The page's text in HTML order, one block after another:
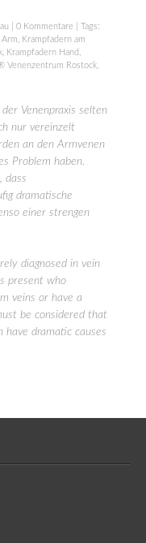
0 Kommentare | Tags:
Arm
Krampfadern am
Krampfadern Hand
Venenzentrum Rostock
Venenpraxis selten
nur vereinzelt
an den Armvenen
Problem haben.
dass
dramatische
einer strengen
diagnosed in vein
present who
veins or have a
be considered that
have dramatic causes